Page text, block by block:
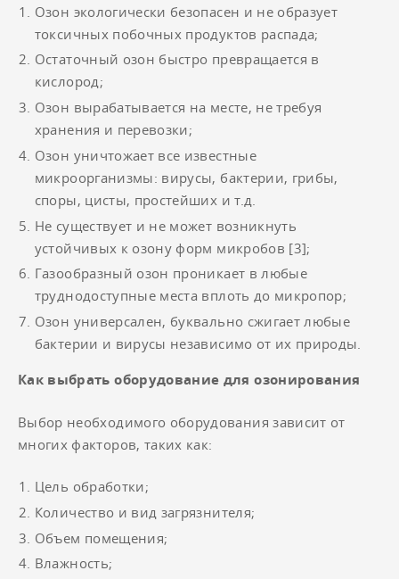
Озон экологически безопасен и не образует
токсичных побочных продуктов распада;
Остаточный озон быстро превращается в
кислород;
Озон вырабатывается на месте, не требуя
хранения и перевозки;
Озон уничтожает все известные
микроорганизмы: вирусы, бактерии, грибы,
споры, цисты, простейших и т.д.
Не существует и не может возникнуть
устойчивых к озону форм микробов [3];
Газообразный озон проникает в любые
труднодоступные места вплоть до микропор;
Озон универсален, буквально сжигает любые
бактерии и вирусы независимо от их природы.
Как выбрать оборудование для озонирования
Выбор необходимого оборудования зависит от
многих факторов, таких как:
Цель обработки;
Количество и вид загрязнителя;
Объем помещения;
Влажность;